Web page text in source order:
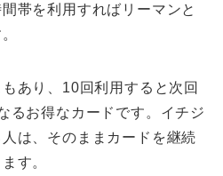
帯を利用すればリーマンと
あり、10回利用すると次回
るお得なカードです。イチジ
は、そのままカードを継続
す。